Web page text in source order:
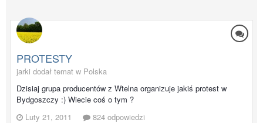
PROTESTY
jarki dodał temat w Polska
Dzisiaj grupa producentów z Wtelna organizuje jakiś protest w
Bydgoszczy :) Wiecie coś o tym ?
Luty 21, 2011
824 odpowiedzi